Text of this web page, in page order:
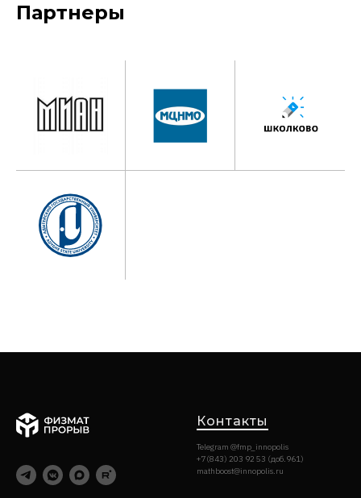
Партнеры
Контакты
Telegram @fmp_innopolis
+7(843) 203 92 53 (доб.961)
mathboost@innopolis.ru